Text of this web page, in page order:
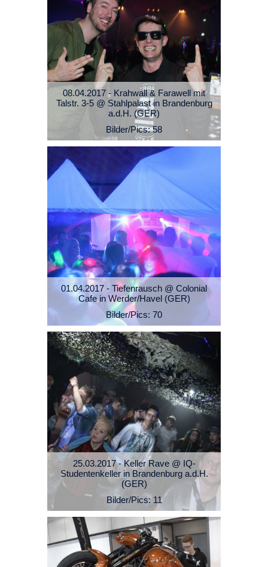
08.04.2017 - Krahwall & Farawell mit
Talstr. 3-5 @ Stahlpalast in Brandenburg
a.d.H. (GER)
Bilder/Pics: 58
01.04.2017 - Tiefenrausch @ Colonial
Cafe in Werder/Havel (GER)
Bilder/Pics: 70
25.03.2017 - Keller Rave @ IQ-
Studentenkeller in Brandenburg a.d.H.
(GER)
Bilder/Pics: 11